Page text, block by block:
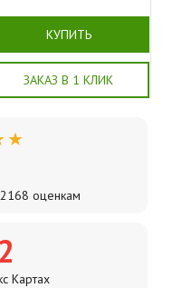
КУПИТЬ
ЗАКАЗ В 1 КЛИК
оценкам
Картах